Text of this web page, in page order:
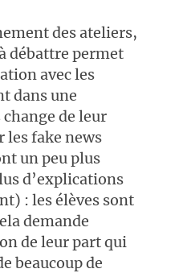
des ateliers,
débattre permet
avec les
dans une
de leur
les fake news
un peu plus
d’explications
: les élèves sont
demande
de leur part qui
beaucoup de